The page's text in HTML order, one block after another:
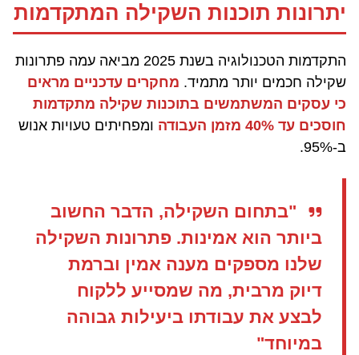
יתרונות תוכנות השקילה המתקדמות
התקדמות הטכנולוגיה בשנת 2025 מביאה עמה פתרונות
שקילה חכמים יותר מתמיד. מחקרים עדכניים מראים
כי עסקים המשתמשים בתוכנות שקילה מתקדמות
חוסכים עד 40% מזמן העבודה
ומפחיתים טעויות אנוש
ב-95%.
"בתחום השקילה, הדבר החשוב
ביותר הוא אמינות. פתרונות השקילה
שלנו מספקים מענה אמין וברמת
דיוק מרבית, מה שמסייע ללקוח
לבצע את עבודתו ביעילות גבוהה
במיוחד"